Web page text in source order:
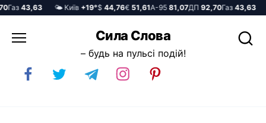
43,63 🌤️ Київ+19°$44,76€51,61А-9581,07ДП92,70Газ43,63 🌤️
до
Сила Слова
– будь на пульсі подій!